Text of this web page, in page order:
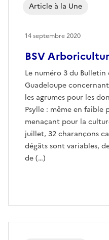
BSV
Le numéro 3 du
Guadeloupe
les agrumes pour les
Psylle : même en faible
menaçant pour la
juillet, 32 charançons
dégâts sont variables,
de (…)
Article à la Une
14 septembre 2020